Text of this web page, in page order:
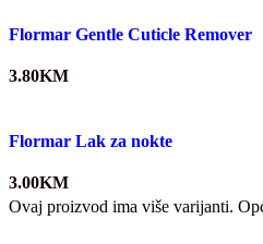
Flormar Gentle Cuticle Remover
3.80KM
Flormar Lak za nokte
3.00KM
Ovaj proizvod ima više varijanti.